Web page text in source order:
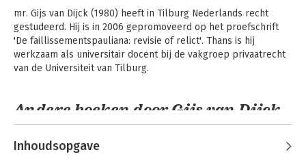
mr. Gijs van Dijck (1980) heeft in Tilburg Nederlands recht
gestudeerd. Hij is in 2006 gepromoveerd op het proefschrift
'De faillissementspauliana: revisie of relict'. Thans is hij
werkzaam als universitair docent bij de vakgroep privaatrecht
van de Universiteit van Tilburg.
Andere boeken door Gijs van Dijck
Inhoudsopgave